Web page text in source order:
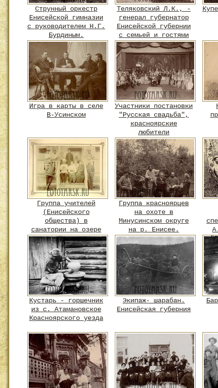
Струнный оркестр
Енисейской гимназии
с руководителем Н.Г.
Бурдиным.
Теляковский Л.К., -
генерал губернатор
Енисейской губернии
с семьей и гостями
на даче в
окрестностях
Красноярска.
Игра в карты в селе
В-Усинском
Участники постановки
"Русская свадьба",
красноярские
любители
драматического
искусства
Группа учителей
(Енисейского
общества) в
санатории на озере
Шира
Группа красноярцев
на охоте в
Минусинском округе
на р. Енисее.
Кустарь - горшечник
из с. Атамановское
Красноярского уезда
Экипаж- шарабан.
Енисейская губерния